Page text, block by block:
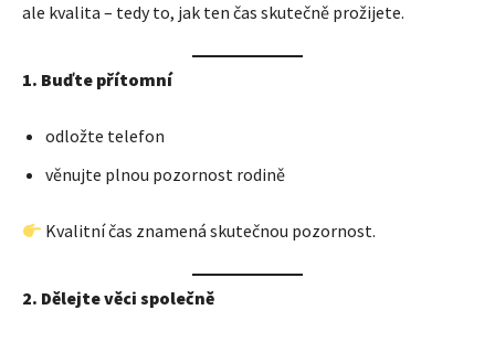
ale kvalita – tedy to, jak ten čas skutečně prožijete.
1. Buďte přítomní
odložte telefon
věnujte plnou pozornost rodině
Kvalitní čas znamená skutečnou pozornost.
2. Dělejte věci společně